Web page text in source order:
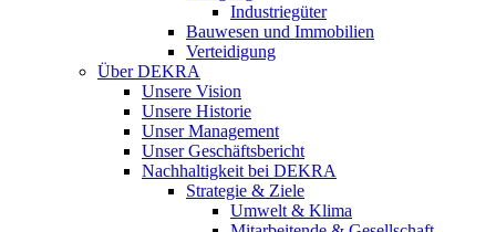
Industriegüter
Bauwesen und Immobilien
Verteidigung
Über DEKRA
Unsere Vision
Unsere Historie
Unser Management
Unser Geschäftsbericht
Nachhaltigkeit bei DEKRA
Strategie & Ziele
Umwelt & Klima